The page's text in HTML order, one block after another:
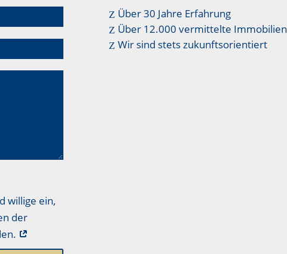
willige ein,
der
Über 30 Jahre Erfahrung
Über 12.000 vermittelte Immobilien
Wir sind stets zukunftsorientiert